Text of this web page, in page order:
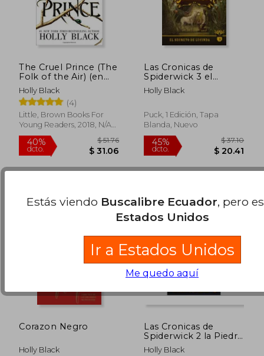
$ 24.70
45%
dcto.
The Cruel Prince (The
Folk of the Air) (en
Inglés)
Holly Black
(4)
Little, Brown Books For
Young Readers, 2018, N/A
Edición, Tapa Dura, Nuevo
Las Cronicas de
Spiderwick 3 el
Secreto de Lucinda
Holly Black
Puck, 1 Edición, Tapa
Blanda, Nuevo
Corazon Negro
Holly Black
Las Cronicas de
Spiderwick 2 la Piedra
Clarividente
Holly Black
Estás viendo Buscalibre Ecuador, pero
Estados Unidos
Ir a Estados Unidos
Me quedo aquí